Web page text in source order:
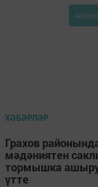
ХӘБӘРЛӘР
Грахов
мәдәниятен
тормышка ашыру
үтте